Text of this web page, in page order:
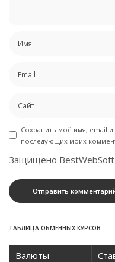
Сохранить моё имя, email и
последующих моих
Защищено BestWebSoft
ТАБЛИЦА ОБМЕННЫХ КУРСОВ
Валюты